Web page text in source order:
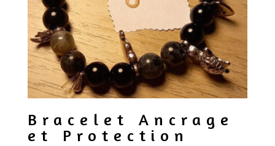
Bracelet Ancrage
et Protection